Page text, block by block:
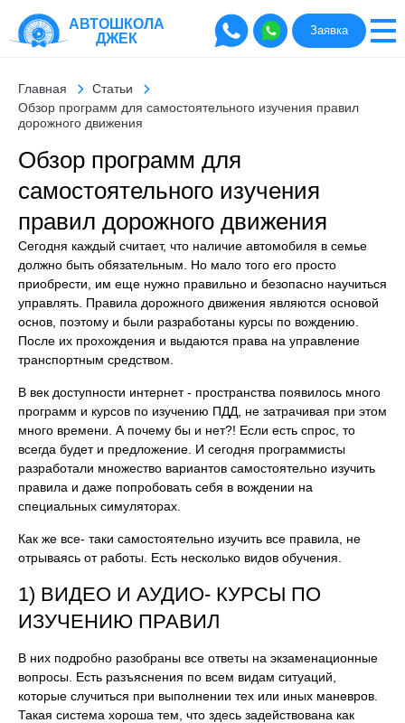
АВТОШКОЛА
ДЖЕК
Заявка
Главная
Статьи
Обзор программ для самостоятельного изучения правил
дорожного движения
Обзор программ для
самостоятельного изучения
правил дорожного движения
Сегодня каждый считает, что наличие автомобиля в семье
должно быть обязательным. Но мало того его просто
приобрести, им еще нужно правильно и безопасно научиться
управлять. Правила дорожного движения являются основой
основ, поэтому и были разработаны курсы по вождению.
После их прохождения и выдаются права на управление
транспортным средством.
В век доступности интернет - пространства появилось много
программ и курсов по изучению ПДД, не затрачивая при этом
много времени. А почему бы и нет?! Если есть спрос, то
всегда будет и предложение. И сегодня программисты
разработали множество вариантов самостоятельно изучить
правила и даже попробовать себя в вождении на
специальных симуляторах.
Как же все- таки самостоятельно изучить все правила, не
отрываясь от работы. Есть несколько видов обучения.
1) ВИДЕО И АУДИО- КУРСЫ ПО
ИЗУЧЕНИЮ ПРАВИЛ
В них подробно разобраны все ответы на экзаменационные
вопросы. Есть разъяснения по всем видам ситуаций,
которые случиться при выполнении тех или иных маневров.
Такая система хороша тем, что здесь задействована как